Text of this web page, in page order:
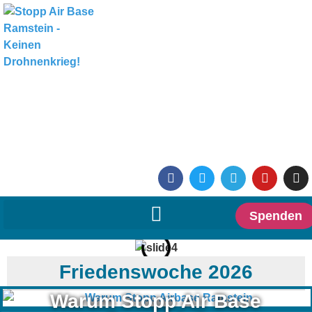
Spenden
Friedenswoche 2026
Warum Stopp Air Base